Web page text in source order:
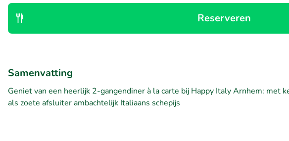
Reserveren
Samenvatting
Geniet van een heerlijk 2-gangendiner à la carte bij Happy Italy Arnhem: met
als zoete afsluiter ambachtelijk Italiaans schepijs